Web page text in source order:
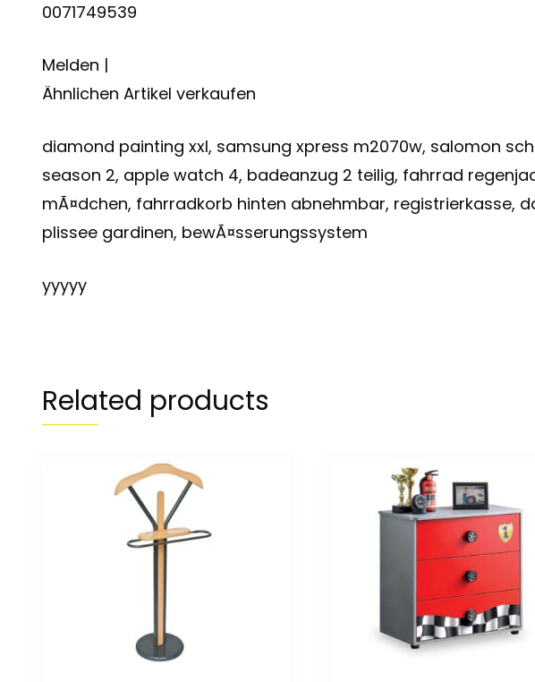
0071749539
Melden |
Ähnlichen Artikel verkaufen
diamond painting xxl, samsung xpress m2070w, salomon
season 2, apple watch 4, badeanzug 2 teilig, fahrrad
mÃ¤dchen, fahrradkorb hinten abnehmbar, registrierkasse,
plissee gardinen, bewÃ¤sserungssystem
yyyyy
Related products